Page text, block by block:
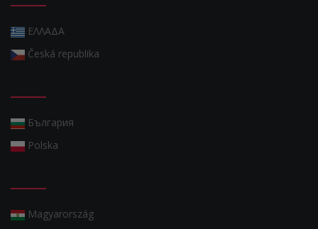
ΕΛΛΑΔΑ
Česká republika
България
Polska
Magyarország